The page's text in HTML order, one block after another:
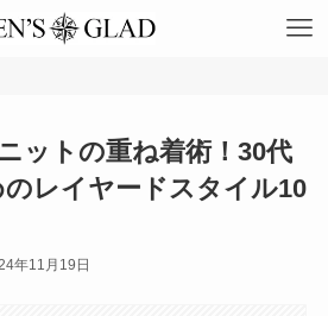
ットの重ね着術！30代
レイヤードスタイル10
年11月19日